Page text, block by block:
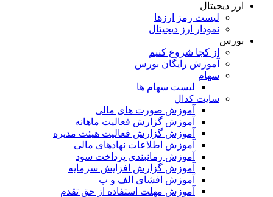
ارز دیجیتال
لیست رمز ارزها
نمودار ارز دیجیتال
بورس
از کجا شروع کنیم
آموزش رایگان بورس
سهام
لیست سهام ها
سایت کدال
آموزش صورت های مالی
آموزش گزارش فعالیت ماهانه
آموزش گزارش فعالیت هیئت مدیره
آموزش اطلاعات نهادهای مالی
آموزش زمانبندی پرداخت سود
آموزش گزارش افزایش سرمایه
آموزش افشای الف و ب
آموزش مهلت استفاده از حق تقدم